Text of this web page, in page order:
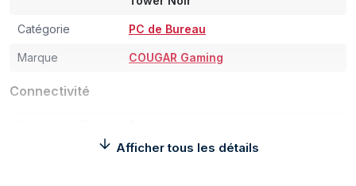
Catégorie PC de Bureau
Marque COUGAR Gaming
Connectivité
Afficher tous les détails